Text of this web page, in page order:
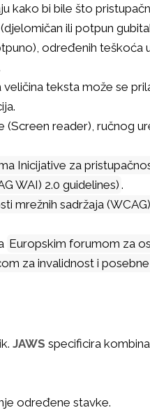
kako bi bile što
ili potpun
određenih teškoća
teksta može se
reader), ručnog
Inicijative za
WAI) 2.0 guidelines) .
mrežnih sadržaja
Europskim forumom za
za invalidnost i
JAWS specificira
određene stavke.